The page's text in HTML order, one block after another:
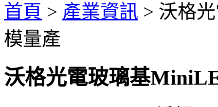
首頁 > 產業資訊 > 沃格
模量產
沃格光電玻璃基